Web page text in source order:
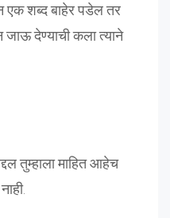
एक शब्द बाहेर पडेल तर
देण्याची कला त्याने
तुम्हाला माहित आहेच